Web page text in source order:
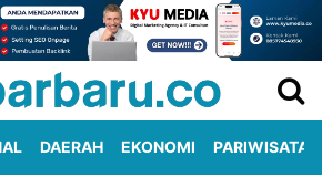
DAERAH EKONOMI PARIWISATA